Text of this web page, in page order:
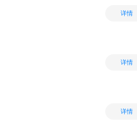
详情
详情
详情